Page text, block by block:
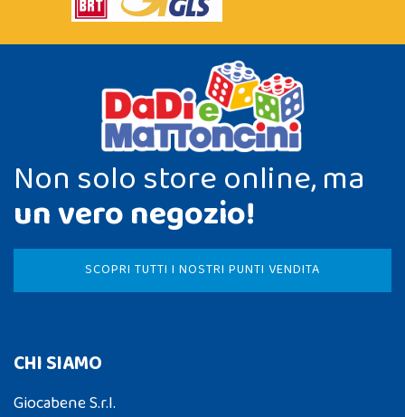
Non solo store online, ma
un vero negozio!
SCOPRI TUTTI I NOSTRI PUNTI VENDITA
CHI SIAMO
Giocabene S.r.l.